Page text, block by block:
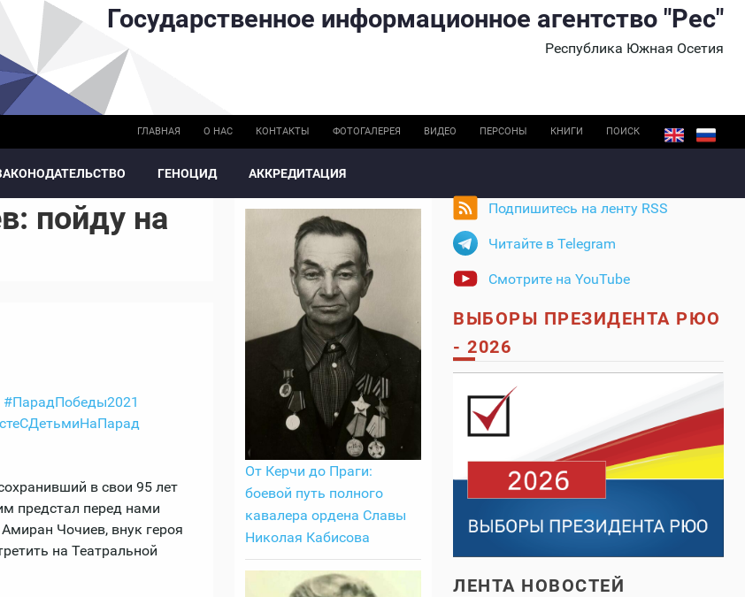
Государственное информационное агентство "Рес"
Республика Южная Осетия
ГЛАВНАЯ О НАС КОНТАКТЫ ФОТОГАЛЕРЕЯ ВИДЕО ПЕРСОНЫ КНИГИ ПОИСК
ГЕНОЦИД АККРЕДИТАЦИЯ
пойду на
#ПарадПобеды2021
в свои 95 лет
предстал перед нами
Чочиев, внук героя
на Театральной
От Керчи до Праги:
боевой путь полного
кавалера ордена Славы
Николая Кабисова
Подпишитесь на ленту RSS
Читайте в Telegram
Смотрите на YouTube
ВЫБОРЫ ПРЕЗИДЕНТА РЮО
- 2026
ЛЕНТА НОВОСТЕЙ